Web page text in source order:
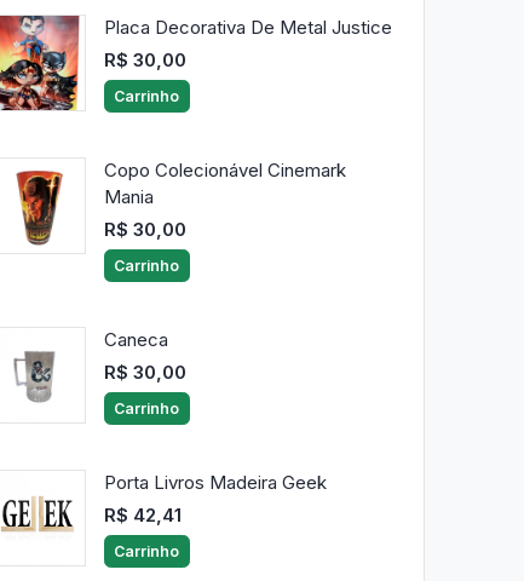
Placa Decorativa De Metal Justice
R$ 30,00
Carrinho
Copo Colecionável Cinemark
Mania
R$ 30,00
Carrinho
Caneca
R$ 30,00
Carrinho
Porta Livros Madeira Geek
R$ 42,41
Carrinho